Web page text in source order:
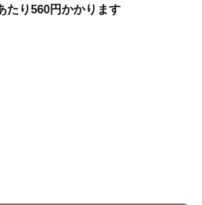
たり560円かかります